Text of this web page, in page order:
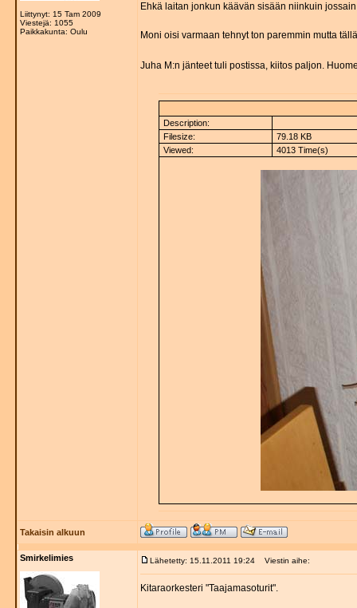
Liittynyt: 15 Tam 2009
Viestejä: 1055
Paikkakunta: Oulu
Ehkä laitan jonkun käävän sisään niinkuin
Moni oisi varmaan tehnyt ton paremmin mutta
Juha M:n jänteet tuli postissa, kiitos paljon.
Description:
Filesize:
79.18 KB
Viewed:
4013 Time(s)
Takaisin alkuun
Smirkelimies Lähetetty: 15.11.2011 19:24 Viestin aihe:
Kitaraorkesteri "Taajamasoturit".